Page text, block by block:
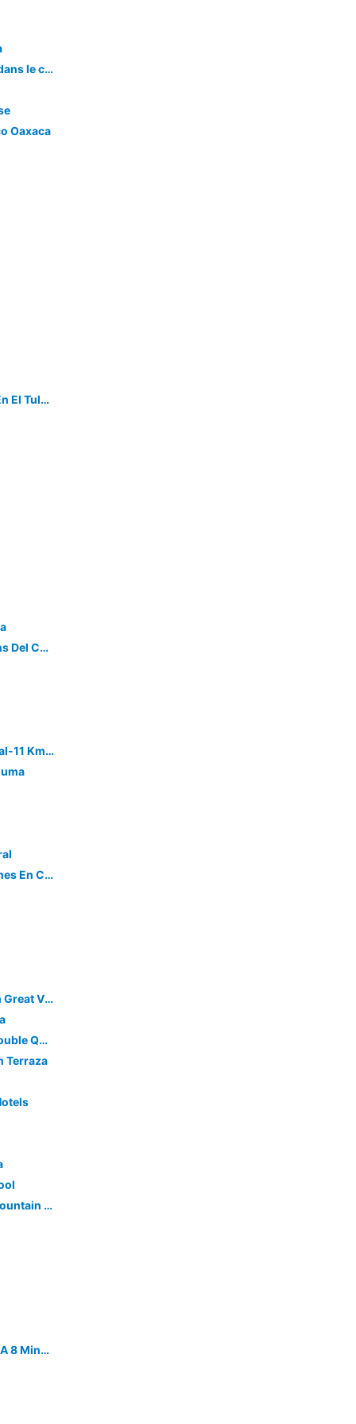
Le luxe rencontre droite classique dans le centre-ville historique d'Oaxaca.
Oaxaca
Casa Quinta Mar, Casa De Campo En El Tule, Oaxaca.
Hermosa Casa En Privada, A 10 Mins Del Centro!!!
Hacienda Patzcuaro - Col. Manantial-11 Km And Zocalo
Iluminada Y Confortable Habitaciones En Casa Margarita Oaxaca
Modern Apartment — Balcony With Great View
HOLT Hotel De Mi Independencia Double Queen Room
Terraza
Bright And Large Artist Loft With Mountain Views
Apartamento En Oaxaca De Juárez A 8 Minutos Del Centro Histórico.parking Privado